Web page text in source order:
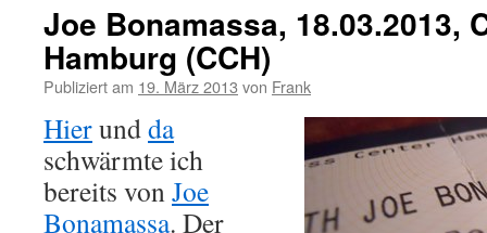
Joe Bonamassa, 18.03.2013,
Hamburg (CCH)
Publiziert am 19. März 2013 von Frank
Hierundda
schwärmte ich
bereits vonJoe
Bonamassa. Der